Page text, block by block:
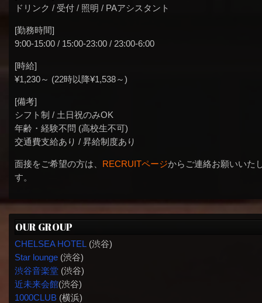
ドリンク / 受付 / 照明 / PAアシスタント
[勤務時間]
9:00-15:00 / 15:00-23:00 / 23:00-6:00
[時給]
¥1,230～ (22時以降¥1,538～)
[備考]
シフト制 / 土日祝のみOK
年齢・経験不問 (高校生不可)
交通費支給あり / 昇給制度あり
面接をご希望の方は、 RECRUITページからご連絡お願いいた
す。
OUR GROUP
CHELSEA HOTEL (渋谷)
Star lounge(渋谷)
渋谷音楽堂(渋谷)
近未来会館(渋谷)
1000CLUB(横浜)